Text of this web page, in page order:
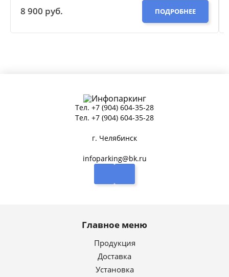
8 900 руб.
ПОДРОБНЕЕ
Тел. +7 (904) 604-35-28
Тел. +7 (904) 604-35-28
г. Челябинск
infoparking@bk.ru
Главное меню
Продукция
Доставка
Установка